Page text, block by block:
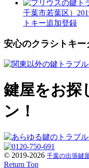
千葉市若葉区）
トキー追加登録
安心のクラシトキー
鍵屋をお探
ン！
© 2019-2026 千葉の出張鍵
Return Top